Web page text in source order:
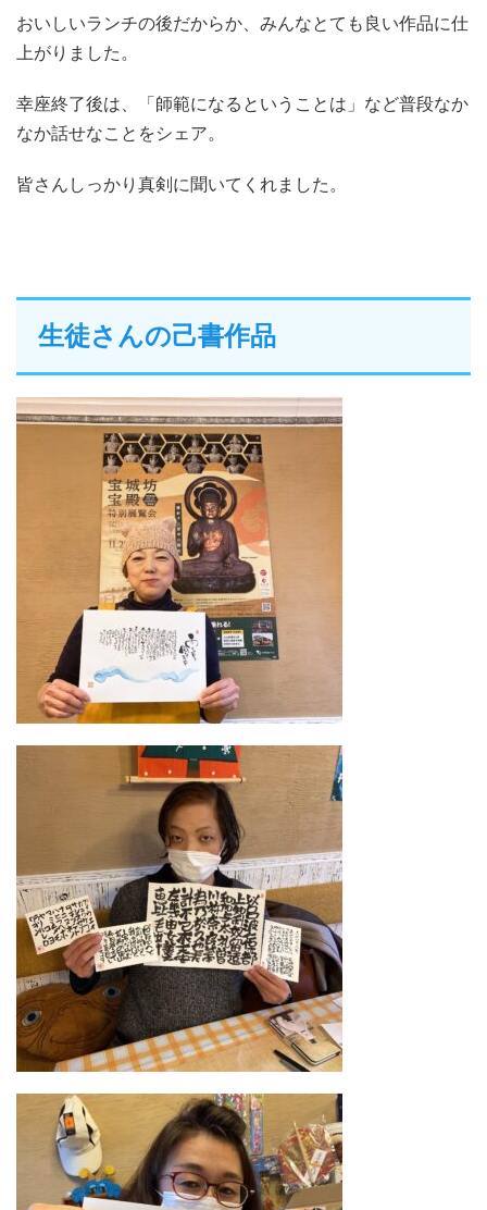
おいしいランチの後だからか、みんなとても良い作品に仕
上がりました。
幸座終了後は、「師範になるということは」など普段なか
なか話せなことをシェア。
皆さんしっかり真剣に聞いてくれました。
生徒さんの己書作品